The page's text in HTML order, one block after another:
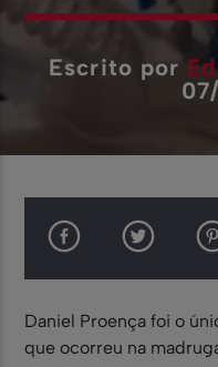
Escrito por
Daniel Proença foi o
que ocorreu na